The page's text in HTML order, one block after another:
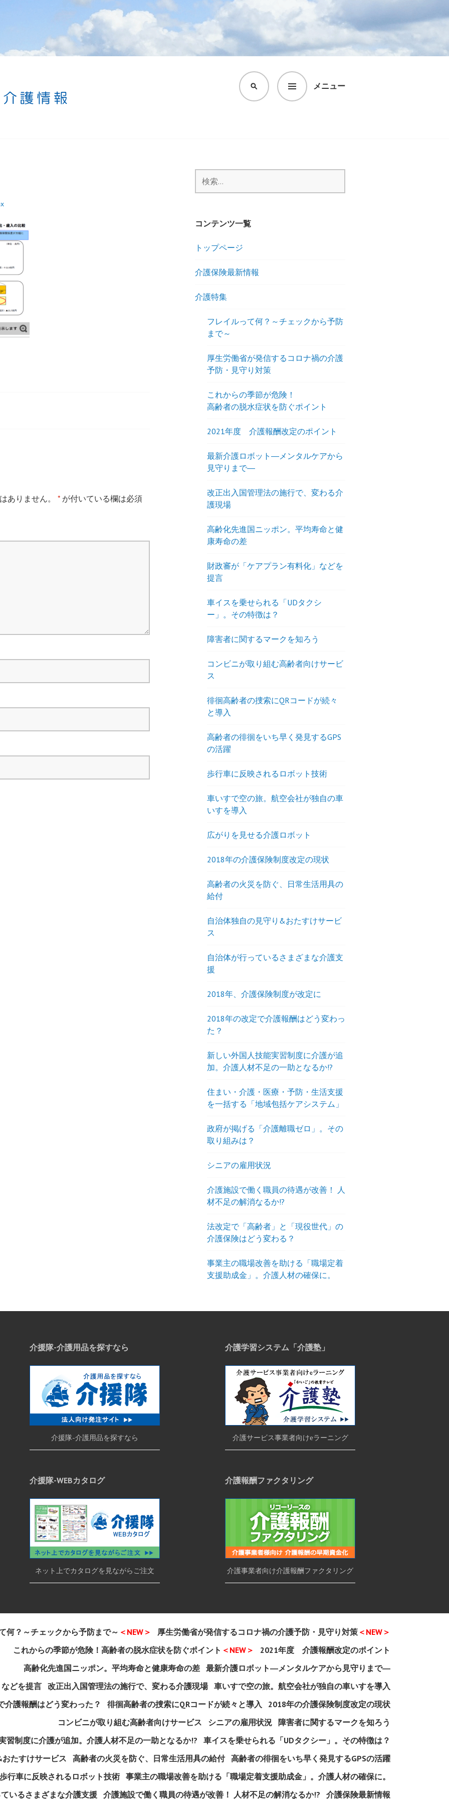
メニュー
検
索
ありません。 * が付いている欄は必須
索:
コンテンツ一覧
トップページ
介護保険最新情報
介護特集
フレイルって何？～チェックから予防
まで～
厚生労働省が発信するコロナ禍の介護
予防・見守り対策
これからの季節が危険！
高齢者の脱水症状を防ぐポイント
2021年度 介護報酬改定のポイント
最新介護ロボット―メンタルケアから
見守りまで―
改正出入国管理法の施行で、変わる介
護現場
高齢化先進国ニッポン。平均寿命と健
康寿命の差
財政審が「ケアプラン有料化」などを
提言
車イスを乗せられる「UDタクシ
ー」。その特徴は？
障害者に関するマークを知ろう
コンビニが取り組む高齢者向けサービ
ス
徘徊高齢者の捜索にQRコードが続々
と導入
高齢者の徘徊をいち早く発見するGPS
の活躍
歩行車に反映されるロボット技術
車いすで空の旅。航空会社が独自の車
いすを導入
広がりを見せる介護ロボット
2018年の介護保険制度改定の現状
高齢者の火災を防ぐ、日常生活用具の
給付
自治体独自の見守り&おたすけサービ
ス
自治体が行っているさまざまな介護支
援
2018年、介護保険制度が改定に
2018年の改定で介護報酬はどう変わっ
た？
新しい外国人技能実習制度に介護が追
加。介護人材不足の一助となるか!?
住まい・介護・医療・予防・生活支援
を一括する「地域包括ケアシステム」
政府が掲げる「介護離職ゼロ」。その
取り組みは？
シニアの雇用状況
介護施設で働く職員の待遇が改善！ 人
材不足の解消なるか!?
法改定で「高齢者」と「現役世代」の
介護保険はどう変わる？
事業主の職場改善を助ける「職場定着
支援助成金」。介護人材の確保に。
介援隊-介護用品を探すなら
介援隊-介護用品を探すなら
介援隊-WEBカタログ
ネット上でカタログを見ながらご注文
介護学習システム「介護塾」
介護サービス事業者向けeラーニング
介護報酬ファクタリング
介護事業者向け介護報酬ファクタリング
何？～チェックから予防まで～ ＜NEW＞ 厚生労働省が発信するコロナ禍の介護予防・見守り対策 ＜NEW＞
これからの季節が危険！高齢者の脱水症状を防ぐポイント ＜NEW＞
2021年度 介護報酬改定のポイント
高齢化先進国ニッポン。平均寿命と健康寿命の差 最新介護ロボット―メンタルケアから見守りまで―
どを提言 改正出入国管理法の施行で、変わる介護現場 車いすで空の旅。航空会社が独自の車いすを導入
介護報酬はどう変わった？
徘徊高齢者の捜索にQRコードが続々と導入
2018年の介護保険制度改定の現状
コンビニが取り組む高齢者向けサービス
シニアの雇用状況
障害者に関するマークを知ろう
習制度に介護が追加。介護人材不足の一助となるか!?
車イスを乗せられる「UDタクシー」。その特徴は？
たすけサービス
高齢者の火災を防ぐ、日常生活用具の給付 高齢者の徘徊をいち早く発見するGPSの活躍
歩行車に反映されるロボット技術 事業主の職場改善を助ける「職場定着支援助成金」。介護人材の確保に。
いるさまざまな介護支援 介護施設で働く職員の待遇が改善！ 人材不足の解消なるか!? 介護保険最新情報